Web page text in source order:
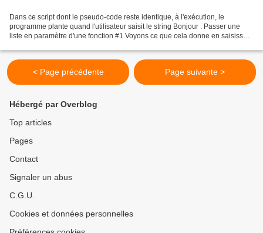
Dans ce script dont le pseudo-code reste identique, à l'exécution, le
programme plante quand l'utilisateur saisit le string Bonjour . Passer une
liste en paramètre d'une fonction #1 Voyons ce que cela donne en saisissant
< Page précédente Page suivante >
Hébergé par Overblog
Top articles
Pages
Contact
Signaler un abus
C.G.U.
Cookies et données personnelles